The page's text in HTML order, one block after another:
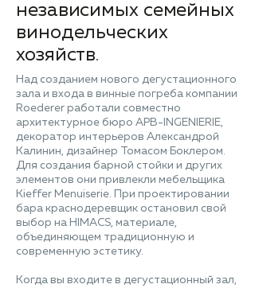
независимых семейных
винодельческих
хозяйств.
Над созданием нового дегустационного
зала и входа в винные погреба компании
Roederer работали совместно
архитектурное бюро APB-INGENIERIE,
декоратор интерьеров Александрой
Калинин, дизайнер Томасом Боклером.
Для создания барной стойки и других
элементов они привлекли мебельщика
Kieffer Menuiserie. При проектировании
бара краснодеревщик остановил свой
выбор на HIMACS, материале,
объединяющем традиционную и
современную эстетику.
Когда вы входите в дегустационный зал,